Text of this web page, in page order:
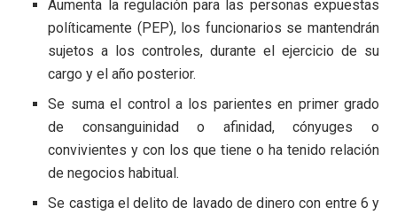
Aumenta la regulación para las personas expuestas
políticamente (PEP), los funcionarios se mantendrán
sujetos a los controles, durante el ejercicio de su
cargo y el año posterior.
Se suma el control a los parientes en primer grado
de consanguinidad o afinidad, cónyuges o
convivientes y con los que tiene o ha tenido relación
de negocios habitual.
Se castiga el delito de lavado de dinero con entre 6 y